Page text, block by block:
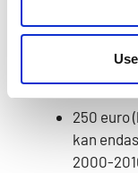
Stipendier kan
deltar hela
1. Vilket belopp
250 euro
kan
2000-